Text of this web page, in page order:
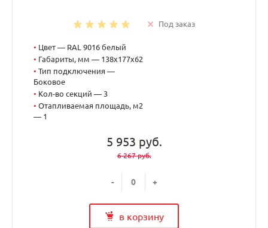
Под заказ
• Цвет — RAL 9016 белый
• Габариты, мм — 138x177x62
• Тип подключения —
Боковое
• Кол-во секций — 3
• Отапливаемая площадь, м2
— 1
5 953 руб.
6 267 руб.
- +
в корзину